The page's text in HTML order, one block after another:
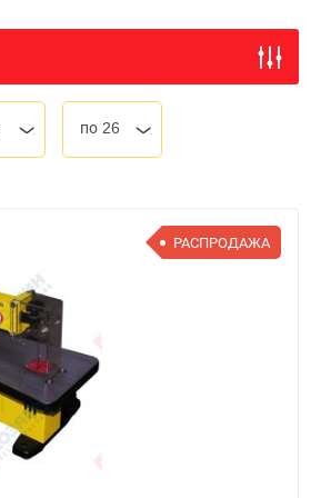
по 26
РАСПРОДАЖА